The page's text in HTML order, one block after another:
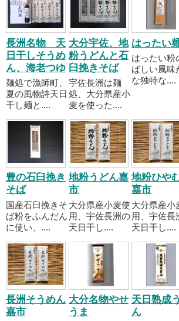
長洲名物 天
日干しそうめ
ん、海老つゆ
麺処で漁師町、
夏の風物詩天日
干し麺と....
大分宇佐、地
粉うどんと石
臼挽きそば
宇佐長洲は麺
処、大分県産小
麦を使った....
はったい
はったい粉
ばしい風味
な独特な....
豊の石臼挽き
そば
国産石臼挽きそ
ば粉をふんだん
に使い、....
地粉うどん嘉
市
大分県産小麦使
用、宇佐長洲の
天日干し....
地粉ひや
嘉市
大分県産小
用、宇佐長
天日干し....
長洲そうめん
嘉市
大分名物やせ
うま
天日熟成
ん